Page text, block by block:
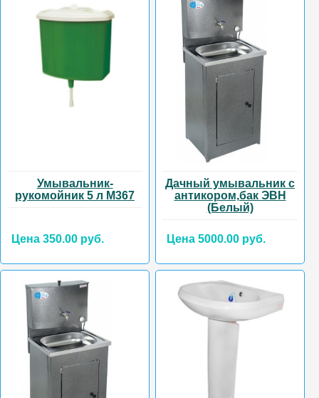
Умывальник-
рукомойник 5 л М367
Цена 350.00 руб.
Дачный умывальник с
антикором,бак ЭВН
(Белый)
Цена 5000.00 руб.